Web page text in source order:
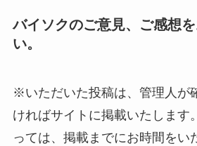
バイソクのご意見、ご感想
い。
※いただいた投稿は、管理人が
ければサイトに掲載いたします
っては、掲載までにお時間をい